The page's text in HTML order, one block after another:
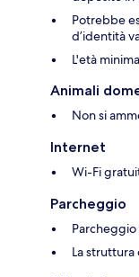
Potrebbe
d’identità
L'età
Animali
Non si
Internet
Wi-Fi
Parcheggio
La